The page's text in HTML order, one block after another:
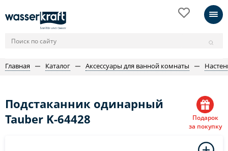
Главная Каталог Аксессуары для ванной комнаты
Подстаканник одинарный
Tauber K-64428
Подарок
за покупку